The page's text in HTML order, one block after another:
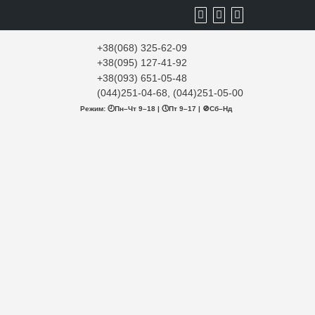
+38(068) 325-62-09
+38(095) 127-41-92
+38(093) 651-05-48
(044)251-04-68, (044)251-05-00
Режим: 🕘Пн–Чт 9–18 | 🕔Пт 9–17 | 🚫Сб–Нд